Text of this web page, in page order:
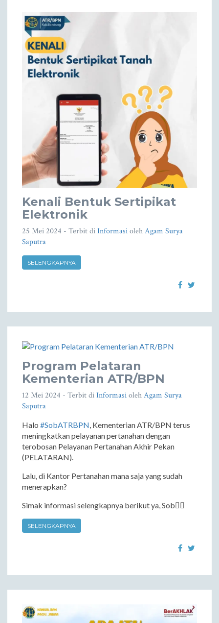
Kenali Bentuk Sertipikat
Elektronik
25 Mei 2024 - Terbit diInformasiolehAgam Surya
Saputra
SELENGKAPNYA
Program Pelataran
Kementerian ATR/BPN
12 Mei 2024 - Terbit diInformasiolehAgam Surya
Saputra
Halo #SobATRBPN, Kementerian ATR/BPN terus
meningkatkan pelayanan pertanahan dengan
terobosan Pelayanan Pertanahan Akhir Pekan
(PELATARAN).
Lalu, di Kantor Pertanahan mana saja yang sudah
menerapkan?
Simak informasi selengkapnya berikut ya, Sob☝🏼
SELENGKAPNYA